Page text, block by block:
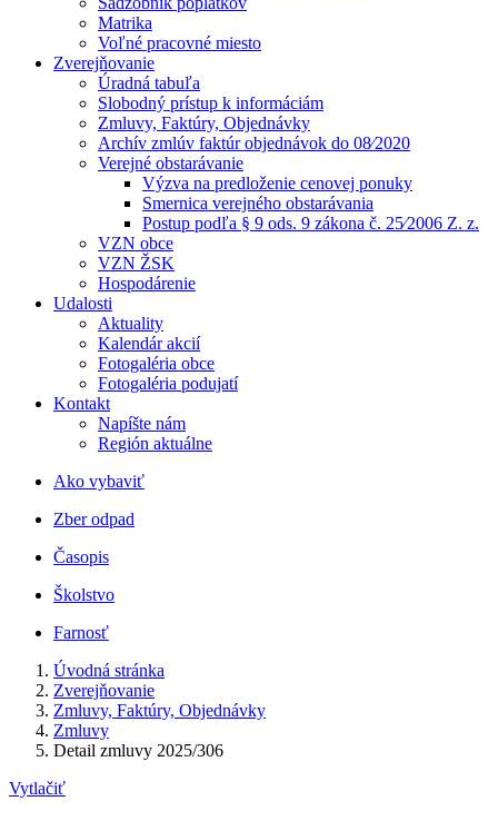
Matrika
Voľné pracovné miesto
Zverejňovanie
Úradná tabuľa
Slobodný prístup k informáciám
Zmluvy, Faktúry, Objednávky
Archív zmlúv faktúr objednávok do 08⁄2020
Verejné obstarávanie
Výzva na predloženie cenovej ponuky
Smernica verejného obstarávania
Postup podľa § 9 ods. 9 zákona č. 25⁄2006 Z. z.
VZN obce
VZN ŽSK
Hospodárenie
Udalosti
Aktuality
Kalendár akcií
Fotogaléria obce
Fotogaléria podujatí
Kontakt
Napíšte nám
Región aktuálne
Ako vybaviť
Zber odpad
Časopis
Školstvo
Farnosť
Úvodná stránka
Zverejňovanie
Zmluvy, Faktúry, Objednávky
Zmluvy
Detail zmluvy 2025/306
Vytlačiť